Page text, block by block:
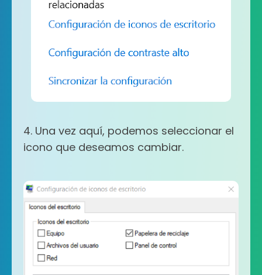
4. Una vez aquí, podemos seleccionar el
icono que deseamos cambiar.